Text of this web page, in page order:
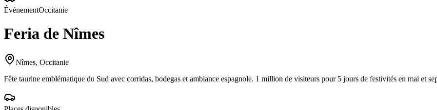
ÉvénementOccitanie
Feria de Nîmes
Nîmes, Occitanie
Fête taurine emblématique du Sud avec corridas, bodegas et ambiance espagnole. 1 million de visiteurs pour 5 jours de festivités en mai et